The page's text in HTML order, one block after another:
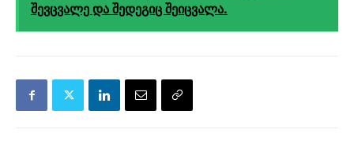
შევცვალე და შედეგიც შეიცვალა.